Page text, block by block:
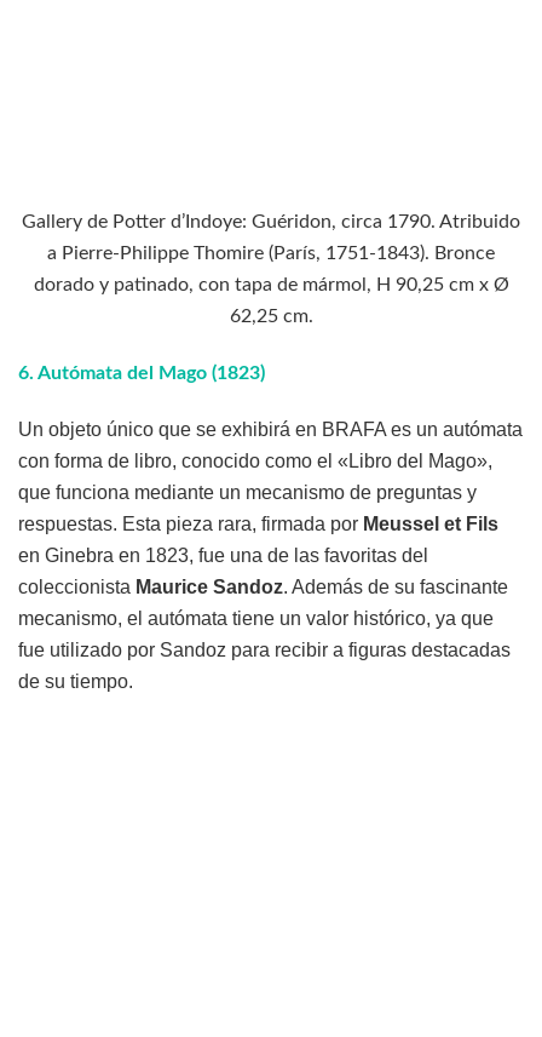
Gallery de Potter d’Indoye: Guéridon, circa 1790. Atribuido
a Pierre-Philippe Thomire (París, 1751-1843). Bronce
dorado y patinado, con tapa de mármol, H 90,25 cm x Ø
62,25 cm.
6. Autómata del Mago (1823)
Un objeto único que se exhibirá en BRAFA es un autómata
con forma de libro, conocido como el «Libro del Mago»,
que funciona mediante un mecanismo de preguntas y
respuestas. Esta pieza rara, firmada por Meussel et Fils
en Ginebra en 1823, fue una de las favoritas del
coleccionista Maurice Sandoz. Además de su fascinante
mecanismo, el autómata tiene un valor histórico, ya que
fue utilizado por Sandoz para recibir a figuras destacadas
de su tiempo.